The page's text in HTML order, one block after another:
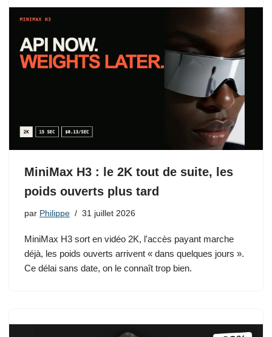
MiniMax H3 : le 2K tout de suite, les
poids ouverts plus tard
par Philippe 31 juillet 2026
MiniMax H3 sort en vidéo 2K, l'accès payant marche
déjà, les poids ouverts arrivent « dans quelques jours ».
Ce délai sans date, on le connaît trop bien.